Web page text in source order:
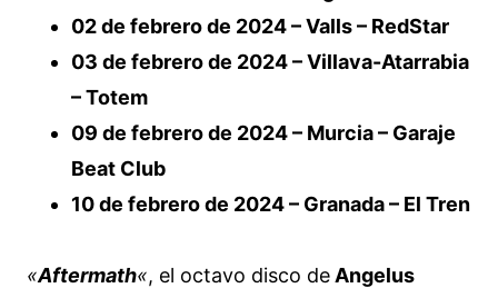
02 de febrero de 2024 – Valls – RedStar
03 de febrero de 2024 – Villava-Atarrabia
– Totem
09 de febrero de 2024 – Murcia – Garaje
Beat Club
10 de febrero de 2024 – Granada – El Tren
«Aftermath«, el octavo disco de Angelus